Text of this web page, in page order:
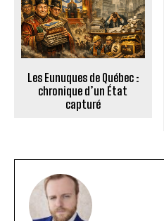
Les Eunuques de Québec :
chronique d’un État
capturé